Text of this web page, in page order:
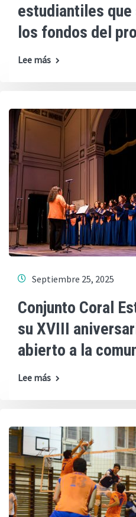
estudiantiles que
los fondos del
Lee más
Septiembre 25, 2025
Conjunto Coral
su XVIII
abierto a la
Lee más